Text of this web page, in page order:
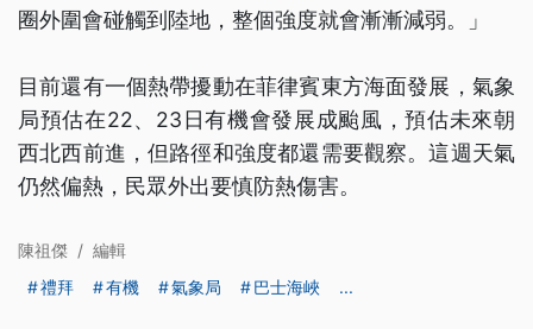
圈外圍會碰觸到陸地，整個強度就會漸漸減弱。」
目前還有一個熱帶擾動在菲律賓東方海面發展，氣象
局預估在22、23日有機會發展成颱風，預估未來朝
西北西前進，但路徑和強度都還需要觀察。這週天氣
仍然偏熱，民眾外出要慎防熱傷害。
陳祖傑 / 編輯
禮拜
有機 氣象局 巴士海峽 ...